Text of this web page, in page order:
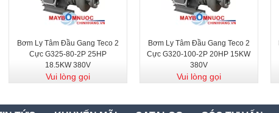
Bơm Ly Tâm Đầu Gang Teco 2
Cực G325-80-2P 25HP
18.5KW 380V
Vui lòng gọi
Bơm Ly Tâm Đầu Gang Teco 2
Cực G320-100-2P 20HP 15KW
380V
Vui lòng gọi